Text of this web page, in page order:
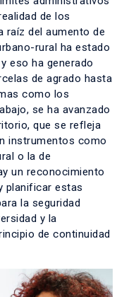
de los
raíz del aumento de
rural ha estado
eso ha generado
de agrado hasta
como los
se ha avanzado
que se refleja
instrumentos como
o la de
un reconocimiento
planificar estas
la seguridad
y la
de continuidad